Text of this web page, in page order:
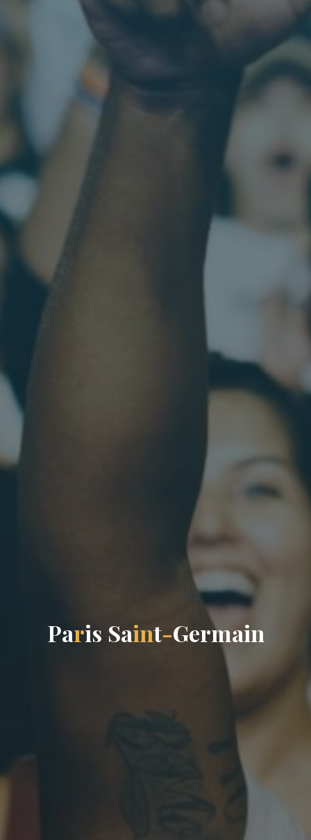
Paris Saint-Germain